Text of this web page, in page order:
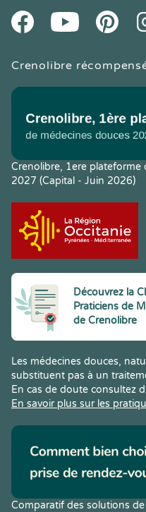
FacebookYoutube
Crenolibre
Crenolibre, 1ere
2027 (Capital - Juin 2026)
Découvrez la
Praticiens de
de Crenolibre
Les médecines douces,
substituent pas à un
En cas de doute consultez
En savoir plus sur les
Comparatif des solutions